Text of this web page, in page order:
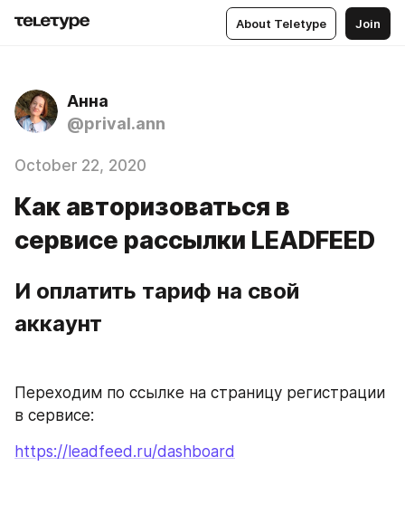
About Teletype Join
Анна
@prival.ann
October 22, 2020
Как авторизоваться в
сервисе рассылки LEADFEED
И оплатить тариф на свой
аккаунт
Переходим по ссылке на страницу регистрации
в сервисе:
https://leadfeed.ru/dashboard